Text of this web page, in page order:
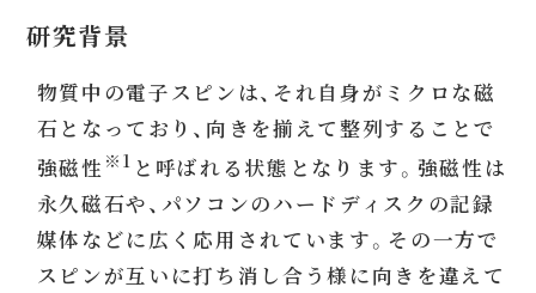
研究背景
物質中の電子スピンは、それ自身がミクロな磁
石となっており、向きを揃えて整列することで
強磁性 ※1 と呼ばれる状態となります。強磁性は
永久磁石や、パソコンのハードディスクの記録
媒体などに広く応用されています。その一方で
スピンが互いに打ち消し合う様に向きを違えて